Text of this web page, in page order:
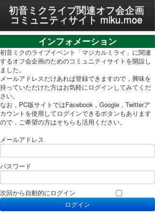
MENU
プライバシーポリシー
利用規約
PC表示に切り替え
初音ミクライブ関連オフ会企画
コミュニティサイト miku.moe
インフォメーション
初音ミクのライブイベント「マジカルミライ」に関連
するオフ会企画のためのコミュニティサイトを開設し
ました。
メールアドレスだけあれば登録できますので，興味を
持っていただけた方はお気軽にログインしてみてくだ
さい。
なお，PC版サイトではFacebook，Google，Twitterア
カウントを使用してログインできるボタンもあります
ので，ご希望の方はそちらも活用ください。
メールアドレス
パスワード
次回から自動的にログイン